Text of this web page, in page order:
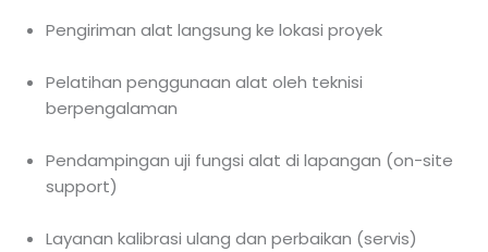
Pengiriman alat langsung ke lokasi proyek
Pelatihan penggunaan alat oleh teknisi
berpengalaman
Pendampingan uji fungsi alat di lapangan (on-site
support)
Layanan kalibrasi ulang dan perbaikan (servis)